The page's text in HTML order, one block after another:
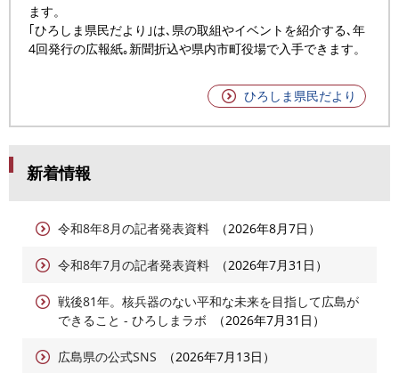
ます。
｢ひろしま県民だより｣は､県の取組やイベントを紹介する､年
4回発行の広報紙｡新聞折込や県内市町役場で⼊⼿できます。
ひろしま県民だより
新着情報
令和8年8月の記者発表資料 2026年8月7日
令和8年7月の記者発表資料 2026年7月31日
戦後81年。核兵器のない平和な未来を目指して広島が
できること - ひろしまラボ
2026年7月31日
広島県の公式SNS 2026年7月13日